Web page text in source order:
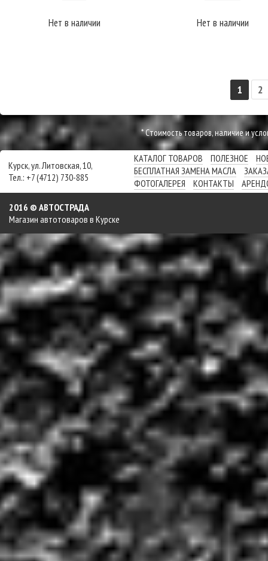
Нет в наличии Нет в наличии
1 2
* Cтоимость товаров, наличие и
Курск, ул. Литовская, 10,
Тел.: +7 (4712) 730-885
КАТАЛОГ ТОВАРОВ ПОЛЕЗНОЕ
БЕСПЛАТНАЯ ЗАМЕНА МАСЛА
ФОТОГАЛЕРЕЯ
КОНТАКТЫ
2016 © АВТОСТРАДА
Магазин автотоваров в Курске